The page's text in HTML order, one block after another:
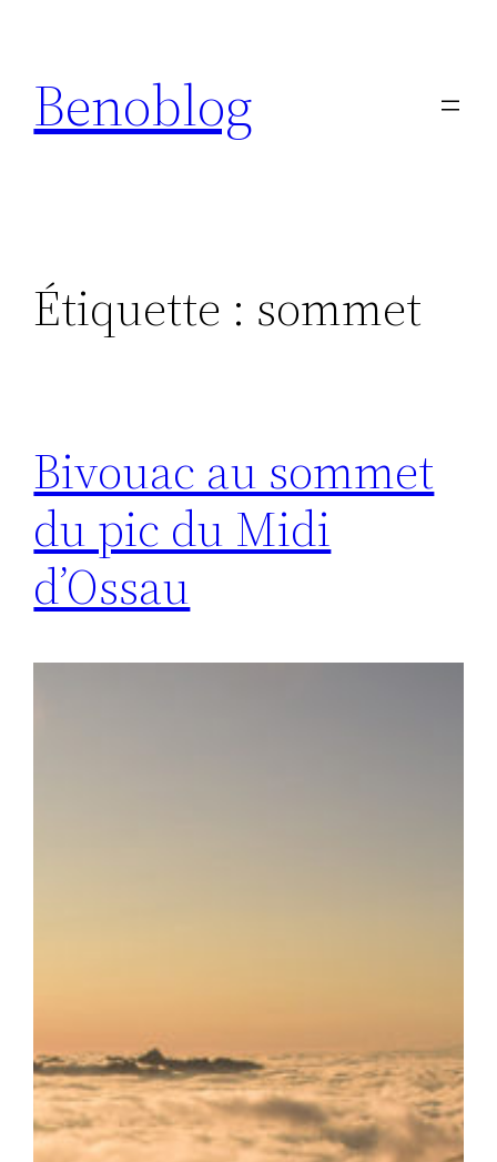
contenu
Benoblog
Étiquette : sommet
Bivouac au sommet
du pic du Midi
d’Ossau